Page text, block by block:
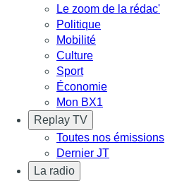
Le zoom de la rédac'
Politique
Mobilité
Culture
Sport
Économie
Mon BX1
Replay TV
Toutes nos émissions
Dernier JT
La radio